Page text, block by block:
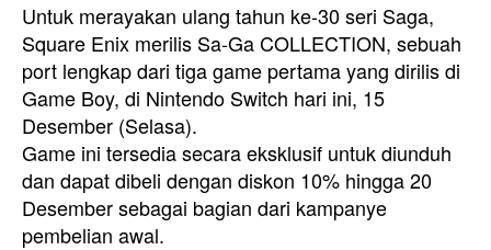
Untuk merayakan ulang tahun ke-30 seri Saga,
Square Enix merilis Sa-Ga COLLECTION, sebuah
port lengkap dari tiga game pertama yang dirilis di
Game Boy, di Nintendo Switch hari ini, 15
Desember (Selasa).
Game ini tersedia secara eksklusif untuk diunduh
dan dapat dibeli dengan diskon 10% hingga 20
Desembersebagai bagian dari kampanye
pembelian awal.